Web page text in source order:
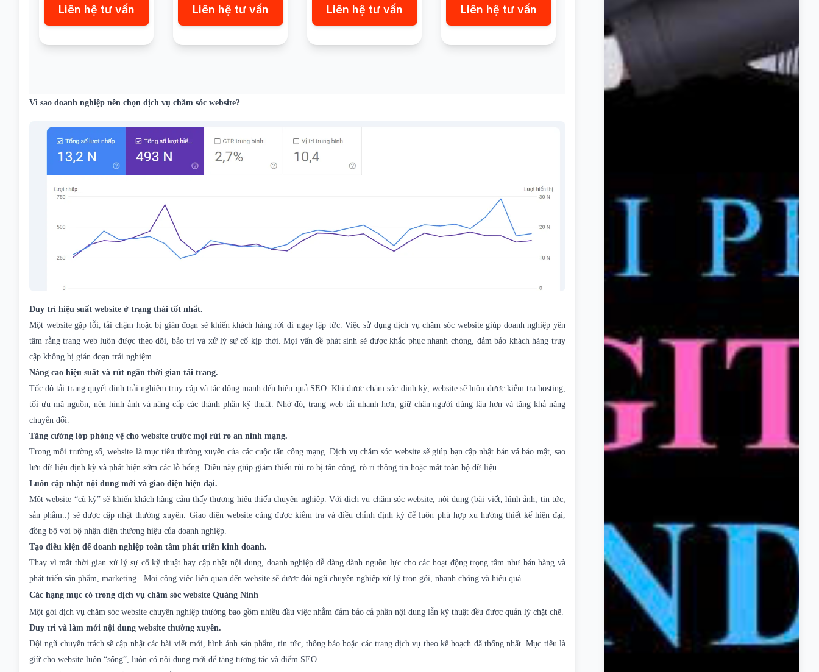
Liên hệ tư vấn Liên hệ tư vấn Liên hệ tư vấn Liên hệ tư vấn
Vì sao doanh nghiệp nên chọn dịch vụ chăm sóc website?
Duy trì hiệu suất website ở trạng thái tốt nhất.
Một website gặp lỗi, tải chậm hoặc bị gián đoạn sẽ khiến khách hàng rời đi ngay lập tức. Việc sử dụng dịch vụ chăm sóc website giúp doanh nghiệp yên
tâm rằng trang web luôn được theo dõi, bảo trì và xử lý sự cố kịp thời. Mọi vấn đề phát sinh sẽ được khắc phục nhanh chóng, đảm bảo khách hàng truy
cập không bị gián đoạn trải nghiệm.
Nâng cao hiệu suất và rút ngắn thời gian tải trang.
Tốc độ tải trang quyết định trải nghiệm truy cập và tác động mạnh đến hiệu quả SEO. Khi được chăm sóc định kỳ, website sẽ luôn được kiểm tra hosting,
tối ưu mã nguồn, nén hình ảnh và nâng cấp các thành phần kỹ thuật. Nhờ đó, trang web tải nhanh hơn, giữ chân người dùng lâu hơn và tăng khả năng
chuyển đổi.
Tăng cường lớp phòng vệ cho website trước mọi rủi ro an ninh mạng.
Trong môi trường số, website là mục tiêu thường xuyên của các cuộc tấn công mạng. Dịch vụ chăm sóc website sẽ giúp bạn cập nhật bản vá bảo mật, sao
lưu dữ liệu định kỳ và phát hiện sớm các lỗ hổng. Điều này giúp giảm thiểu rủi ro bị tấn công, rò rỉ thông tin hoặc mất toàn bộ dữ liệu.
Luôn cập nhật nội dung mới và giao diện hiện đại.
Một website “cũ kỹ” sẽ khiến khách hàng cảm thấy thương hiệu thiếu chuyên nghiệp. Với dịch vụ chăm sóc website, nội dung (bài viết, hình ảnh, tin tức,
sản phẩm..) sẽ được cập nhật thường xuyên. Giao diện website cũng được kiểm tra và điều chỉnh định kỳ để luôn phù hợp xu hướng thiết kế hiện đại,
đồng bộ với bộ nhận diện thương hiệu của doanh nghiệp.
Tạo điều kiện để doanh nghiệp toàn tâm phát triển kinh doanh.
Thay vì mất thời gian xử lý sự cố kỹ thuật hay cập nhật nội dung, doanh nghiệp dễ dàng dành nguồn lực cho các hoạt động trọng tâm như bán hàng và
phát triển sản phẩm, marketing.. Mọi công việc liên quan đến website sẽ được đội ngũ chuyên nghiệp xử lý trọn gói, nhanh chóng và hiệu quả.
Các hạng mục có trong dịch vụ chăm sóc website Quảng Ninh
Một gói dịch vụ chăm sóc website chuyên nghiệp thường bao gồm nhiều đầu việc nhằm đảm bảo cả phần nội dung lẫn kỹ thuật đều được quản lý chặt chẽ.
Duy trì và làm mới nội dung website thường xuyên.
Đội ngũ chuyên trách sẽ cập nhật các bài viết mới, hình ảnh sản phẩm, tin tức, thông báo hoặc các trang dịch vụ theo kế hoạch đã thống nhất. Mục tiêu là
giữ cho website luôn “sống”, luôn có nội dung mới để tăng tương tác và điểm SEO.